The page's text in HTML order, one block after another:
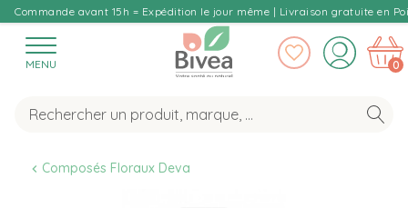
Commande avant 15h = Expédition le jour même | Livraison gratuite en
MENU 0
Composés Floraux Deva